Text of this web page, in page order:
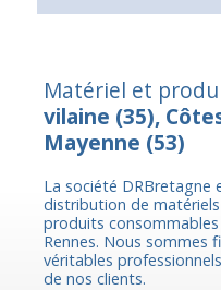
Matériel et
vilaine (35),
Mayenne (53)
La société DRBretagne
distribution de
produits
Rennes. Nous sommes
véritables
de nos clients.